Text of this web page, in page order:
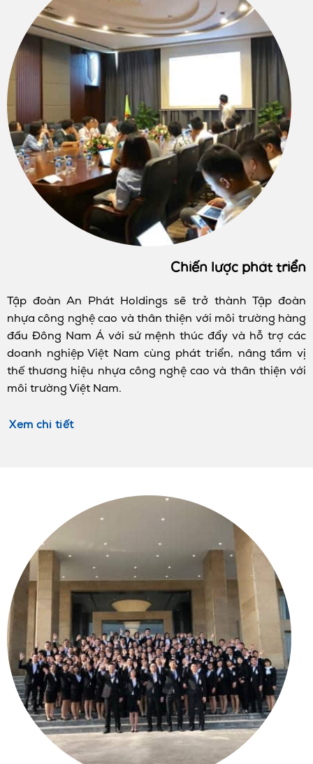
Chiến lược phát triển
Tập đoàn An Phát Holdings sẽ trở thành Tập đoàn
nhựa công nghệ cao và thân thiện với môi trường hàng
đầu Đông Nam Á với sứ mệnh thúc đẩy và hỗ trợ các
doanh nghiệp Việt Nam cùng phát triển, nâng tầm vị
thế thương hiệu nhựa công nghệ cao và thân thiện với
môi trường Việt Nam.
Xem chi tiết